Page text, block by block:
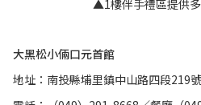
▲1樓伴手禮區提供多
大黑松小倆口元首館
地址：南投縣埔里鎮中山路四段219號